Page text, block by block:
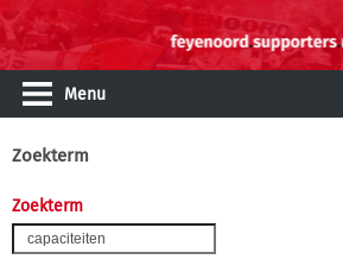
Menu
Zoekterm
Zoekterm